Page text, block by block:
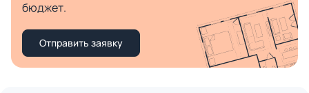
бюджет.
Отправить заявку